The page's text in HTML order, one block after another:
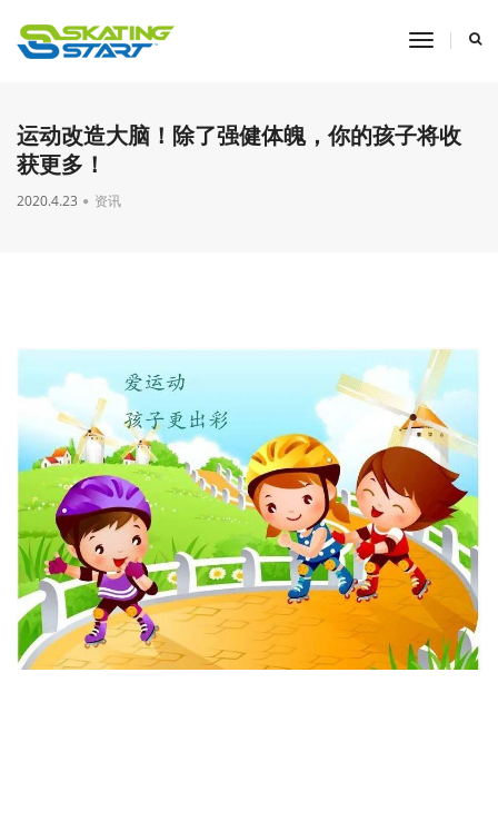
toggle
运动改造大脑！除了强健体魄，你的孩子将收
获更多！
2020.4.23 资讯